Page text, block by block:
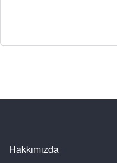
Hakkımızda